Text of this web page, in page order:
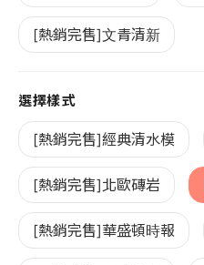
[熱銷完售]文青清新
選擇樣式
[熱銷完售]經典清水模
[熱銷完售]北歐磚岩
[熱銷完售]華盛頓時報